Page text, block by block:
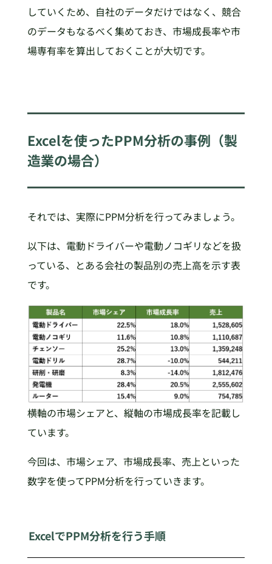
していくため、自社のデータだけではなく、競合
のデータもなるべく集めておき、市場成長率や市
場専有率を算出しておくことが大切です。
Excelを使ったPPM分析の事例（製
造業の場合）
それでは、実際にPPM分析を行ってみましょう。
以下は、電動ドライバーや電動ノコギリなどを扱
っている、とある会社の製品別の売上高を示す表
です。
横軸の市場シェアと、縦軸の市場成長率を記載し
ています。
今回は、市場シェア、市場成長率、売上といった
数字を使ってPPM分析を行っていきます。
ExcelでPPM分析を行う手順